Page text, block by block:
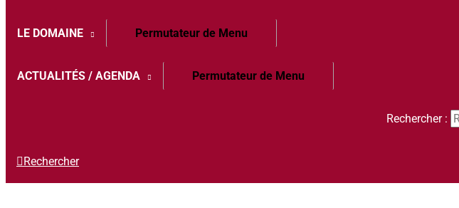
LE DOMAINE Permutateur de Menu
ACTUALITÉS / AGENDA Permutateur de Menu
Rechercher :
Rechercher